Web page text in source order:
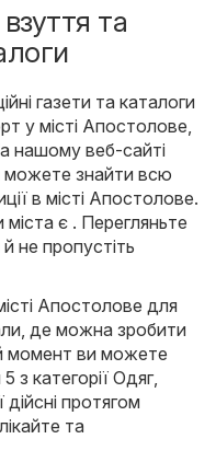
та
газети та каталоги
у місті Апостолове,
нашому веб-сайті
можете знайти всю
в місті Апостолове.
є . Перегляньте
й не пропустіть
Апостолове для
де можна зробити
момент ви можете
з категорії Одяг,
протягом
та